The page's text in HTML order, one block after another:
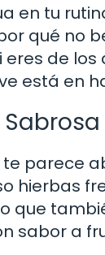
en tu
qué no
eres de
está en
te parece
hierbas
que
sabor a